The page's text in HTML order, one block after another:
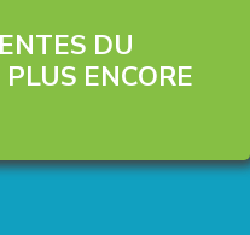
DU
ENCORE